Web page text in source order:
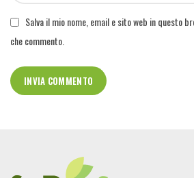
Salva il mio nome, email e sito web in questo
che commento.